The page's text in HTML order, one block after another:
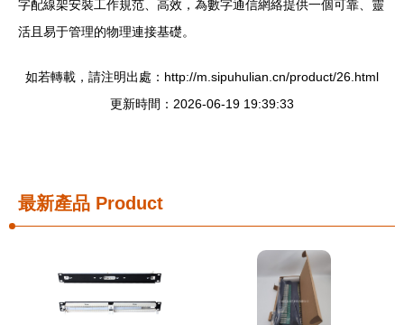
字配線架安裝工作規范、高效，為數字通信網絡提供一個可靠、靈
活且易于管理的物理連接基礎。
如若轉載，請注明出處：http://m.sipuhulian.cn/product/26.html
更新時間：2026-06-19 19:39:33
最新產品 Product